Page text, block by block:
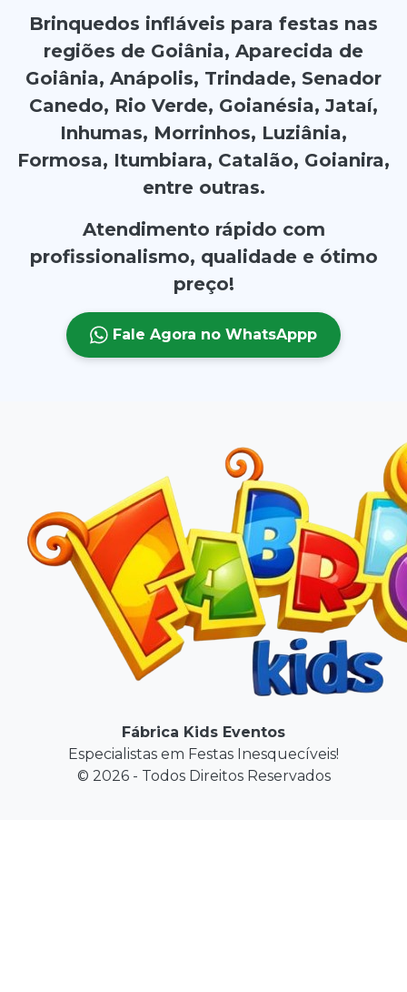
Brinquedos infláveis para festas nas
regiões de Goiânia, Aparecida de
Goiânia, Anápolis, Trindade, Senador
Canedo, Rio Verde, Goianésia, Jataí,
Inhumas, Morrinhos, Luziânia,
Formosa, Itumbiara, Catalão, Goianira,
entre outras.
Atendimento rápido com
profissionalismo, qualidade e ótimo
preço!
Fale Agora no WhatsAppp
Fábrica Kids Eventos
Especialistas em Festas Inesquecíveis!
© 2026 - Todos Direitos Reservados